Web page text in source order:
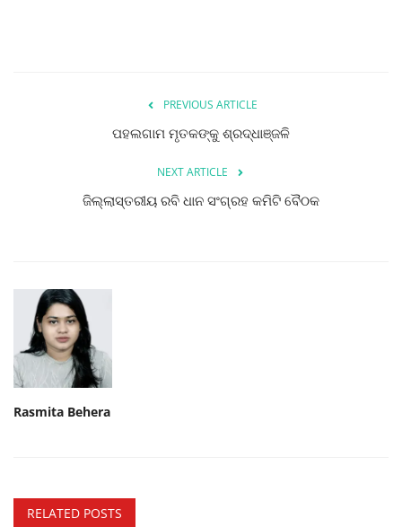
PREVIOUS ARTICLE
ପହଲଗାମ ମୃତକଙ୍କୁ ଶ୍ରଦ୍ଧାଞ୍ଜଳି
NEXT ARTICLE
ଜିଲ୍ଲାସ୍ତରୀୟ ରବି ଧାନ ସଂଗ୍ରହ କମିଟି ବୈଠକ
Rasmita Behera
RELATED POSTS